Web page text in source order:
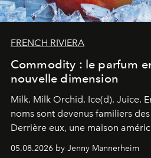
FRENCH RIVIERA
Commodity : le parfum
nouvelle dimension
Milk. Milk Orchid. Ice(d). Juice.
noms sont devenus familiers
Derrière eux, une maison
codes de la parfumerie
05.08.2026 by Jenny Mannerheim